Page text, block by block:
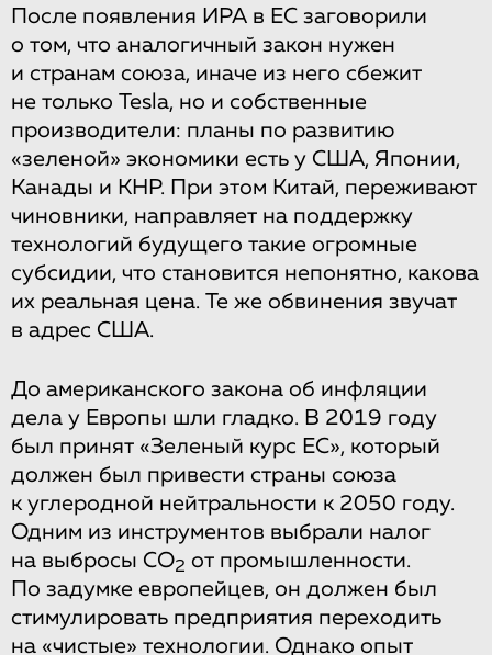
После появления ИРА в ЕС заговорили
о том, что аналогичный закон нужен
и странам союза, иначе из него сбежит
не только Tesla, но и собственные
производители: планы по развитию
«зеленой» экономики есть у США, Японии,
Канады и КНР. При этом Китай, переживают
чиновники, направляет на поддержку
технологий будущего такие огромные
субсидии, что становится непонятно, какова
их реальная цена. Те же обвинения звучат
в адрес США.
До американского закона об инфляции
дела у Европы шли гладко. В 2019 году
был принят «Зеленый курс ЕС», который
должен был привести страны союза
к углеродной нейтральности к 2050 году.
Одним из инструментов выбрали налог
на выбросы СО2 от промышленности.
По задумке европейцев, он должен был
стимулировать предприятия переходить
на «чистые» технологии. Однако опыт